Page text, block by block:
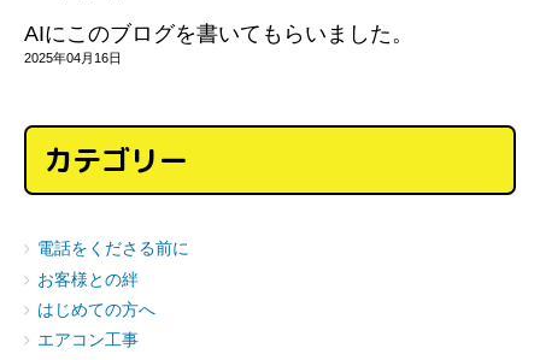
AIにこのブログを書いてもらいました。
2025年04月16日
カテゴリー
電話をくださる前に
お客様との絆
はじめての方へ
エアコン工事